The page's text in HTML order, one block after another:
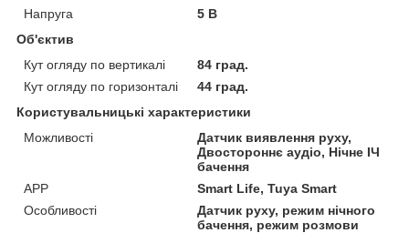
Напруга
5 В
Об'єктив
Кут огляду по вертикалі
84 град.
Кут огляду по горизонталі
44 град.
Користувальницькі характеристики
Можливості
Датчик виявлення руху,
Двостороннє аудіо, Нічне ІЧ
бачення
АРР
Smart Life, Tuya Smart
Особливості
Датчик руху, режим нічного
бачення, режим розмови